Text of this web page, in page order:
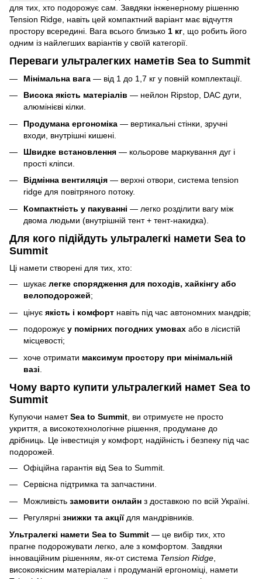
для тих, хто подорожує сам. Завдяки інженерному рішенню
Tension Ridge, навіть цей компактний варіант має відчуття
простору всередині. Вага всього близько 1 кг, що робить його
одним із найлегших варіантів у своїй категорії.
Переваги ультралегких наметів Sea to Summit
Мінімальна вага — від 1 до 1,7 кг у повній комплектації.
Висока якість матеріалів — нейлон Ripstop, DAC дуги,
алюмінієві кілки.
Продумана ергономіка — вертикальні стінки, зручні
входи, внутрішні кишені.
Швидке встановлення — кольорове маркування дуг і
прості кліпси.
Відмінна вентиляція — верхні отвори, система tension
ridge для повітряного потоку.
Компактність у пакуванні — легко розділити вагу між
двома людьми (внутрішній тент + тент-накидка).
Для кого підійдуть ультралегкі намети Sea to
Summit
Ці намети створені для тих, хто:
шукає легке спорядження для походів, хайкінгу або
велоподорожей;
цінує якість і комфорт навіть під час автономних мандрів;
подорожує у помірних погодних умовах або в лісистій
місцевості;
хоче отримати максимум простору при мінімальній
вазі
Чому варто купити ультралегкий намет Sea to
Summit
Купуючи наметSea to Summit , ви отримуєте не просто
укриття, а високотехнологічне рішення, продумане до
дрібниць. Це інвестиція у комфорт, надійність і безпеку під час
подорожей.
Офіційна гарантія від Sea to Summit.
Сервісна підтримка та запчастини.
Можливість замовити онлайн з доставкою по всій Україні.
Регулярні знижки та акціїдля мандрівників.
Ультралегкі намети Sea to Summit — це вибір тих, хто
прагне подорожувати легко, але з комфортом. Завдяки
інноваційним рішенням, як-от система Tension Ridge
високоякісним матеріалам і продуманій ергономіці, намети